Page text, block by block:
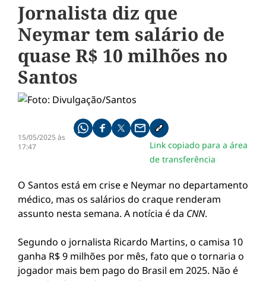
Jornalista diz que
Neymar tem salário de
quase R$ 10 milhões no
Santos
15/05/2025 às
17:47
Compartilhe pelo whatsapp
Compartilhar no facebook
Compartilhar no twitter
Compartilhe pelo email
Copiar link da notícia
Link copiado para a área
de transferência
O Santos está em crise e Neymar no departamento
médico, mas os salários do craque renderam
assunto nesta semana. A notícia é da CNN.
Segundo o jornalista Ricardo Martins, o camisa 10
ganha R$ 9 milhões por mês, fato que o tornaria o
jogador mais bem pago do Brasil em 2025. Não é